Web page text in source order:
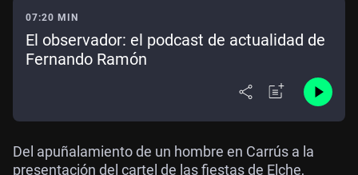
07:20 MIN
El observador: el podcast de actualidad de
Fernando Ramón
Del apuñalamiento de un hombre en Carrús a la
presentación del cartel de las fiestas de Elche,